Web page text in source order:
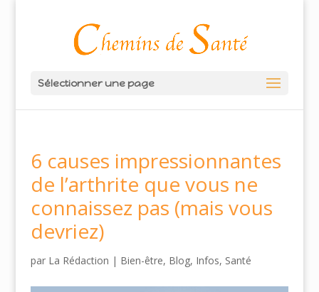
Sélectionner une page
6 causes impressionnantes
de l’arthrite que vous ne
connaissez pas (mais vous
devriez)
par La Rédaction | Bien-être, Blog, Infos, Santé